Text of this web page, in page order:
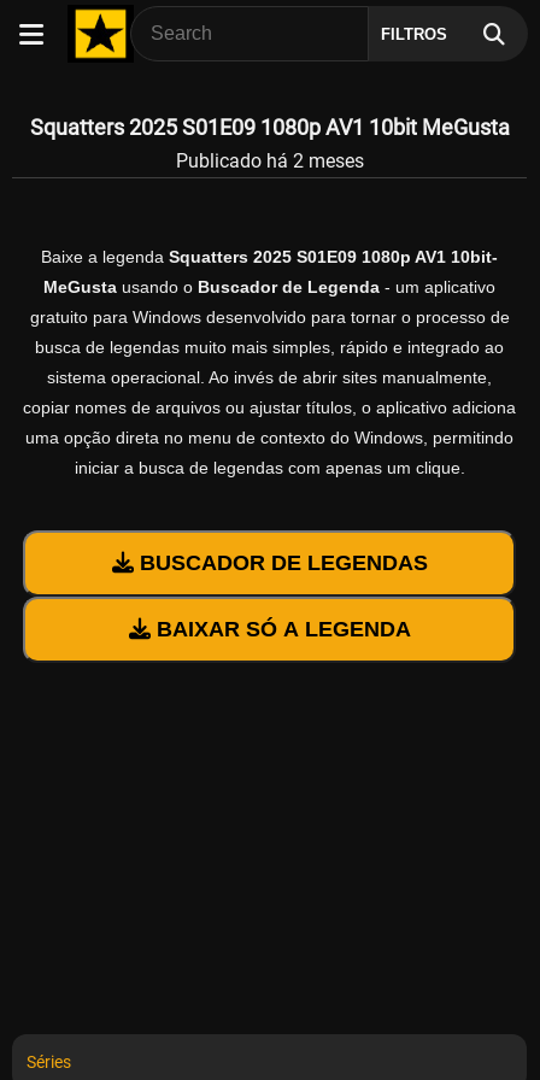
FILTROS
Squatters 2025 S01E09 1080p AV1 10bit MeGusta
Publicado há 2 meses
Baixe a legenda Squatters 2025 S01E09 1080p AV1 10bit-
MeGusta usando o Buscador de Legenda - um aplicativo
gratuito para Windows desenvolvido para tornar o processo de
busca de legendas muito mais simples, rápido e integrado ao
sistema operacional. Ao invés de abrir sites manualmente,
copiar nomes de arquivos ou ajustar títulos, o aplicativo adiciona
uma opção direta no menu de contexto do Windows, permitindo
iniciar a busca de legendas com apenas um clique.
BUSCADOR DE LEGENDAS
BAIXAR SÓ A LEGENDA
Séries